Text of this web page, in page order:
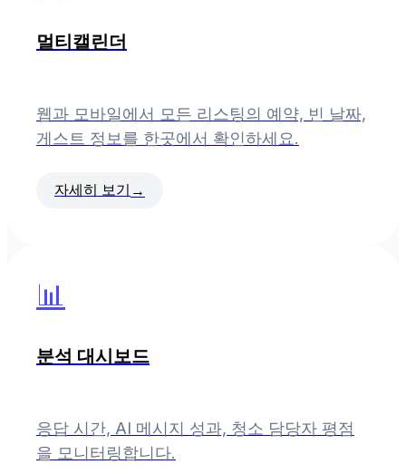
멀티캘린더
웹과 모바일에서 모든 리스팅의 예약, 빈 날짜,
게스트 정보를 한곳에서 확인하세요.
자세히 보기 →
📊
분석 대시보드
응답 시간, AI 메시지 성과, 청소 담당자 평점
을 모니터링합니다.